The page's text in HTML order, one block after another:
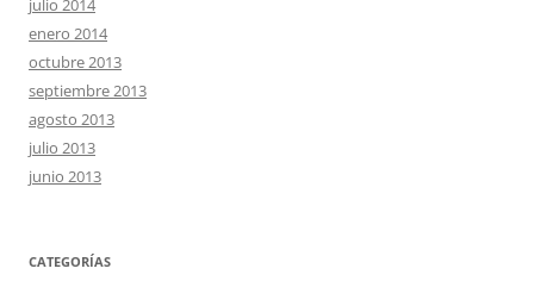
julio 2014
enero 2014
octubre 2013
septiembre 2013
agosto 2013
julio 2013
junio 2013
CATEGORÍAS